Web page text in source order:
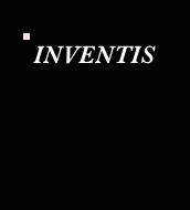
INVENTIS